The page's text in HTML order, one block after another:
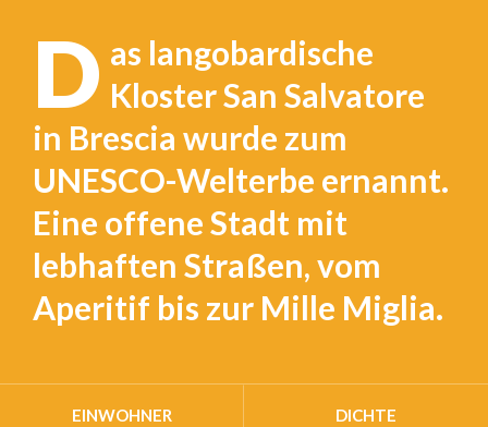
D as langobardische
Kloster San Salvatore
in Brescia wurde zum
UNESCO-Welterbe ernannt.
Eine offene Stadt mit
lebhaften Straßen, vom
Aperitif bis zur Mille Miglia.
EINWOHNER DICHTE